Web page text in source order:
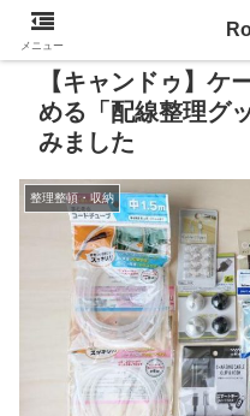
【キャンドゥ】ケ
める「配線整理グ
みました
整理整頓・収納
メニュー